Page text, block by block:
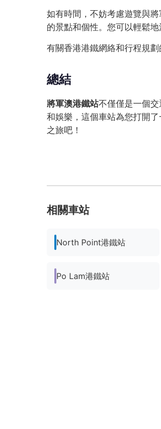
如有時間，不妨考慮遊覽與
的景點和個性。您可以輕鬆
有關香港港鐵網絡和行程規
總結
將軍澳港鐵站不僅僅是一個
和娛樂，這個車站為您打開
之旅吧！
相關車站
North Point港鐵站
Po Lam港鐵站